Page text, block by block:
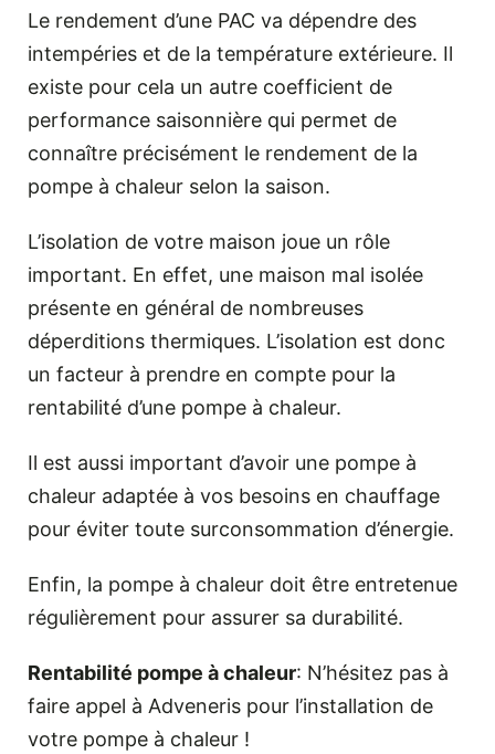
Le rendement d’une PAC va dépendre des
intempéries et de la température extérieure. Il
existe pour cela un autre coefficient de
performance saisonnière qui permet de
connaître précisément le rendement de la
pompe à chaleur selon la saison.
L’isolation de votre maison joue un rôle
important. En effet, une maison mal isolée
présente en général de nombreuses
déperditions thermiques. L’isolation est donc
un facteur à prendre en compte pour la
rentabilité d’une pompe à chaleur.
Il est aussi important d’avoir une pompe à
chaleur adaptée à vos besoins en chauffage
pour éviter toute surconsommation d’énergie.
Enfin, la pompe à chaleur doit être entretenue
régulièrement pour assurer sa durabilité.
Rentabilité pompe à chaleur: N’hésitez pas à
faire appel à Adveneris pour l’installation de
votre pompe à chaleur !